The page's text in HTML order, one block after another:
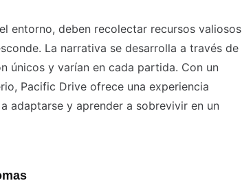
entorno, deben recolectar recursos valiosos
La narrativa se desarrolla a través de
únicos y varían en cada partida. Con un
Pacific Drive ofrece una experiencia
adaptarse y aprender a sobrevivir en un